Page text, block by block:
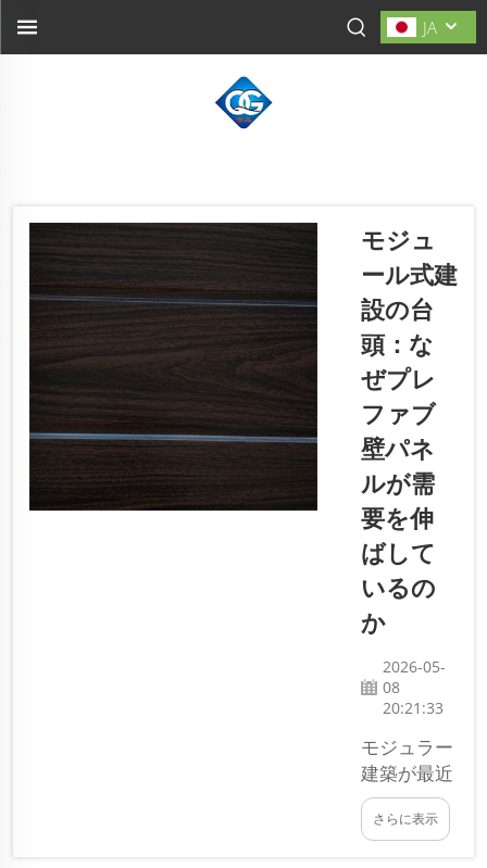
JA
モジュ
ール式建
設の台
頭：な
ぜプレ
ファブ
壁パネ
ルが需
要を伸
ばして
いるの
か
2026-05-
08
20:21:33
モジュラー
建築が最近
ますます人
気を高めて
さらに表示